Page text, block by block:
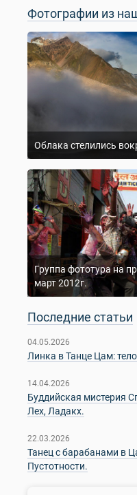
Фотографии из
Облака стелились
Группа фототура на
март 2012г.
Последние статьи
04.05.2026
Линка в Танце Цам:
14.04.2026
Буддийская мистерия
Лех, Ладакх.
22.03.2026
Танец с барабанами в
Пустотности.